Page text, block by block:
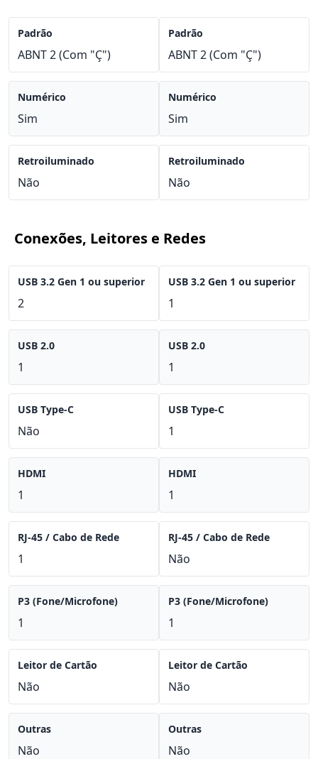
Padrão
ABNT 2 (Com "Ç")
Numérico
Sim
Retroiluminado
Não
Padrão
ABNT 2 (Com "Ç")
Numérico
Sim
Retroiluminado
Não
Conexões, Leitores e Redes
USB 3.2 Gen 1 ou superior
2
USB 2.0
1
USB Type-C
Não
HDMI
1
RJ-45 / Cabo de Rede
1
P3 (Fone/Microfone)
1
Leitor de Cartão
Não
Outras
Não
USB 3.2 Gen 1 ou superior
1
USB 2.0
1
USB Type-C
1
HDMI
1
RJ-45 / Cabo de Rede
Não
P3 (Fone/Microfone)
1
Leitor de Cartão
Não
Outras
Não